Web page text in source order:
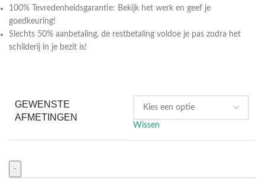
100% Tevredenheidsgarantie: Bekijk het werk en geef je
goedkeuring!
Slechts 50% aanbetaling, de restbetaling voldoe je pas zodra het
schilderij in je bezit is!
GEWENSTE
AFMETINGEN
Wissen